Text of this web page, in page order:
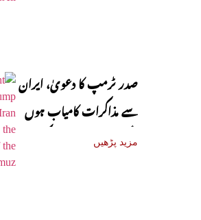
صدر ٹرمپ کا دعویٰ، ایران
سے مذاکرات کامیاب ہوں
گے، آبنائے ہرمز جلد کھل
مزید پڑھیں